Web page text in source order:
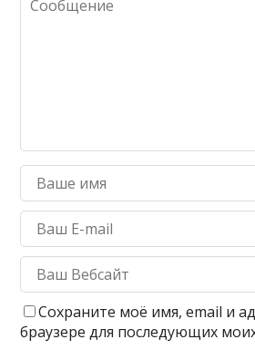
Сохраните моё имя, email и
браузере для последующих